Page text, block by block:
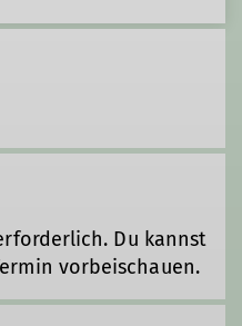
Du kannst
vorbeischauen.